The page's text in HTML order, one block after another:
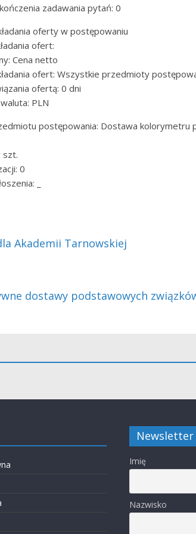
zadawania pytań: 0
oferty w postępowaniu
ofert:
Cena netto
ofert: Wszystkie przedmioty
ofertą: 0 dni
PLN
postępowania: Dostawa kolorymetru
szt.
0
_
Akademii Tarnowskiej
dostawy podstawowych
Newsletter
Imię
Nazwisko